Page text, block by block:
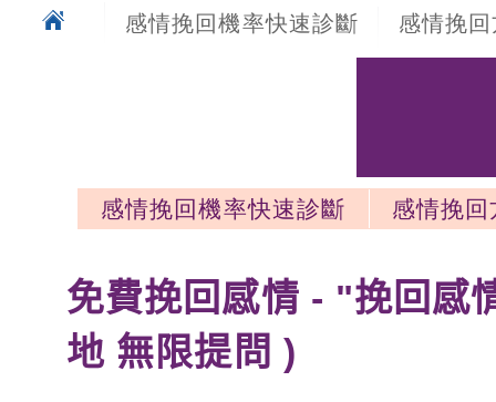
感情挽回機率快速診斷 感情挽
感情挽回機率快速診斷
感情挽
免費挽回感情 - "挽回感
地 無限提問 )